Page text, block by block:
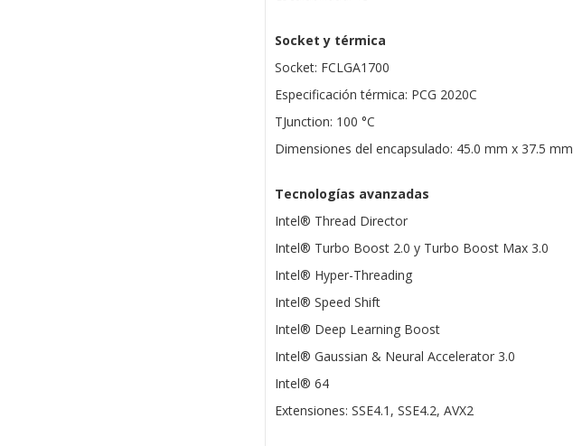
Socket y térmica
Socket: FCLGA1700
Especificación térmica: PCG 2020C
TJunction: 100 °C
Dimensiones del encapsulado: 45.0 mm x 37.5 mm
Tecnologías avanzadas
Intel® Thread Director
Intel® Turbo Boost 2.0 y Turbo Boost Max 3.0
Intel® Hyper-Threading
Intel® Speed Shift
Intel® Deep Learning Boost
Intel® Gaussian & Neural Accelerator 3.0
Intel® 64
Extensiones: SSE4.1, SSE4.2, AVX2